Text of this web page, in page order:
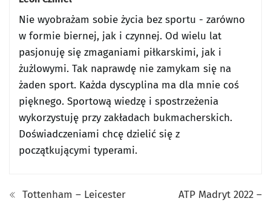
Nie wyobrażam sobie życia bez sportu - zarówno
w formie biernej, jak i czynnej. Od wielu lat
pasjonuję się zmaganiami piłkarskimi, jak i
żużlowymi. Tak naprawdę nie zamykam się na
żaden sport. Każda dyscyplina ma dla mnie coś
pięknego. Sportową wiedzę i spostrzeżenia
wykorzystuję przy zakładach bukmacherskich.
Doświadczeniami chcę dzielić się z
początkującymi typerami.
Tottenham – Leicester
ATP Madryt 2022 –